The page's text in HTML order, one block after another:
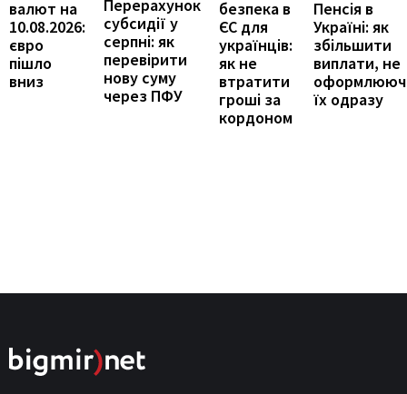
валют на
10.08.2026:
євро
пішло
вниз
Перерахунок
субсидії у
серпні: як
перевірити
нову суму
через ПФУ
безпека в
ЄС для
українців:
як не
втратити
гроші за
кордоном
Пенсія в
Україні: як
збільшити
виплати, не
їх одразу